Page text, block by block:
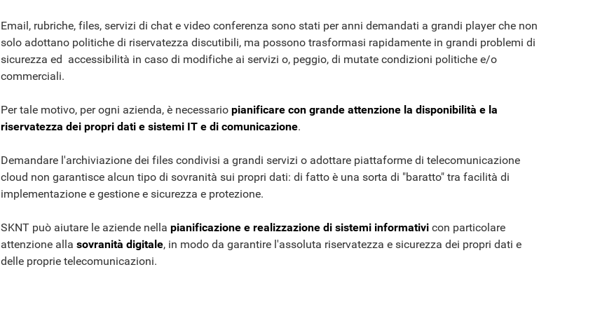
Email, rubriche, files, servizi di chat e video conferenza sono stati per anni demandati a grandi player che non
solo adottano politiche di riservatezza discutibili, ma possono trasformasi rapidamente in grandi problemi di
sicurezza ed accessibilità in caso di modifiche ai servizi o, peggio, di mutate condizioni politiche e/o
commerciali.
Per tale motivo, per ogni azienda, è necessario pianificare con grande attenzione la disponibilità e la
riservatezza dei propri dati e sistemi IT e di comunicazione.
Demandare l'archiviazione dei files condivisi a grandi servizi o adottare piattaforme di telecomunicazione
cloud non garantisce alcun tipo di sovranità sui propri dati: di fatto è una sorta di "baratto" tra facilità di
implementazione e gestione e sicurezza e protezione.
SKNT può aiutare le aziende nella pianificazione e realizzazione di sistemi informativi con particolare
attenzione alla sovranità digitale, in modo da garantire l'assoluta riservatezza e sicurezza dei propri dati e
delle proprie telecomunicazioni.